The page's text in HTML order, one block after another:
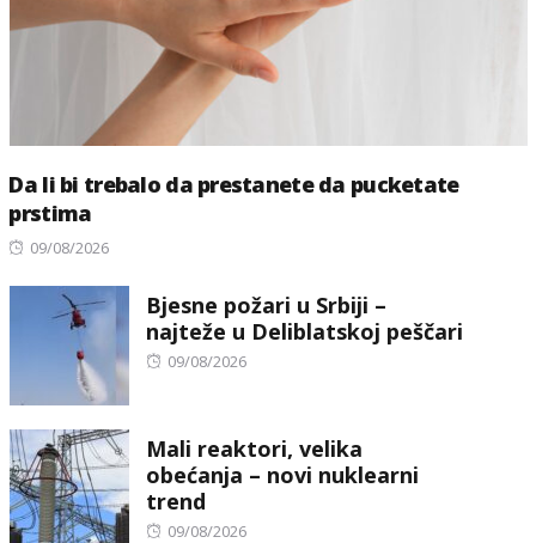
Da li bi trebalo da prestanete da pucketate
prstima
Posted
09/08/2026
Bjesne požari u Srbiji –
najteže u Deliblatskoj peščari
Posted
09/08/2026
Mali reaktori, velika
obećanja – novi nuklearni
trend
Posted
09/08/2026